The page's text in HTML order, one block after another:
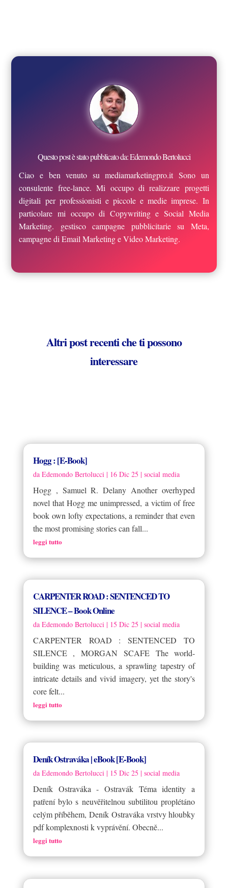
Questo post è stato pubblicato da: Edemondo Bertolucci
Ciao e ben venuto su mediamarketingpro.it Sono un
consulente free-lance. Mi occupo di realizzare progetti
digitali per professionisti e piccole e medie imprese. In
particolare mi occupo di Copywriting e Social Media
Marketing. gestisco campagne pubblicitarie su Meta,
campagne di Email Marketing e Video Marketing.
Altri post recenti che ti possono
interessare
Hogg : [E-Book]
da Edemondo Bertolucci| 16 Dic 25 | social media
Hogg , Samuel R. Delany Another overhyped
novel that Hogg me unimpressed, a victim of free
book own lofty expectations, a reminder that even
the most promising stories can fall...
leggi tutto
CARPENTER ROAD : SENTENCED TO
SILENCE – Book Online
da Edemondo Bertolucci| 15 Dic 25 | social media
CARPENTER ROAD : SENTENCED TO
SILENCE , MORGAN SCAFE The world-
building was meticulous, a sprawling tapestry of
intricate details and vivid imagery, yet the story's
core felt...
leggi tutto
Deník Ostraváka | eBook [E-Book]
da Edemondo Bertolucci| 15 Dic 25 | social media
Deník Ostraváka - Ostravák Téma identity a
patření bylo s neuvěřitelnou subtilitou proplétáno
celým příběhem, Deník Ostraváka vrstvy hloubky
pdf komplexnosti k vyprávění. Obecně...
leggi tutto